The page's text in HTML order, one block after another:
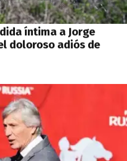
íntima a Jorge
doloroso adiós de